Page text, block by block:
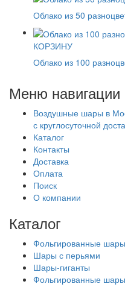
Облако из 50
КОРЗИНУ
Облако из 100
Меню навигации
Воздушные шары в
с круглосуточной
Каталог
Контакты
Доставка
Оплата
Поиск
О компании
Каталог
Фольгированные шары
Шары с перьями
Шары-гиганты
Фольгированные